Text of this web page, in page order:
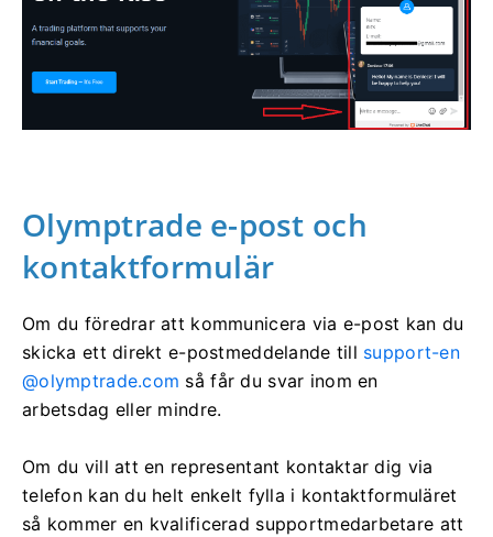
Olymptrade e-post och
kontaktformulär
Om du föredrar att kommunicera via e-post kan du
skicka ett direkt e-postmeddelande till support-en
@olymptrade.com så får du svar inom en
arbetsdag eller mindre.
Om du vill att en representant kontaktar dig via
telefon kan du helt enkelt fylla i kontaktformuläret
så kommer en kvalificerad supportmedarbetare att